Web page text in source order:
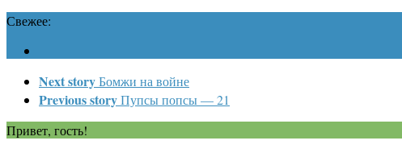
Свежее:
Next storyБомжи на войне
Previous storyПупсы попсы — 21
Привет, гость!